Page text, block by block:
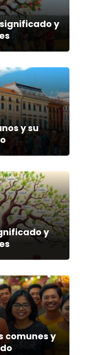
y
y su
y
comunes y